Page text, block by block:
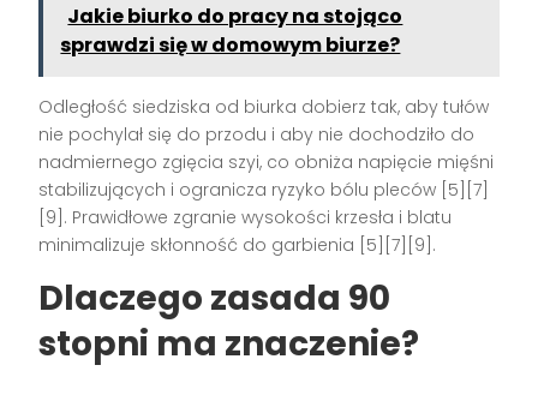
Jakie biurko do pracy na stojąco
sprawdzi się w domowym biurze?
Odległość siedziska od biurka dobierz tak, aby tułów
nie pochylał się do przodu i aby nie dochodziło do
nadmiernego zgięcia szyi, co obniża napięcie mięśni
stabilizujących i ogranicza ryzyko bólu pleców [5][7]
[9]. Prawidłowe zgranie wysokości krzesła i blatu
minimalizuje skłonność do garbienia [5][7][9].
Dlaczego zasada 90
stopni ma znaczenie?